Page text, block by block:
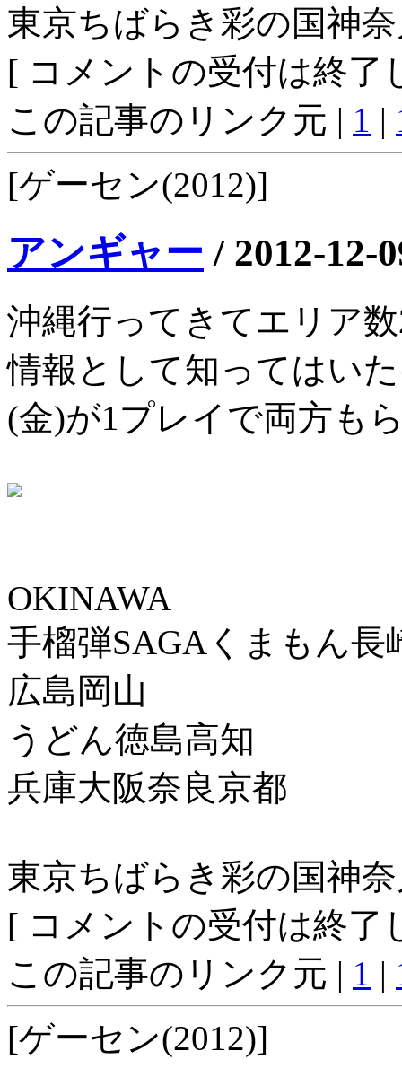
東京ちばらき彩の国神
[ コメントの受付は終了
この記事のリンク元 | 1 |
[ゲーセン(2012)]
アンギャー / 2012-12-
沖縄行ってきてエリア
情報として知ってはい
(金)が1プレイで両方も
OKINAWA
手榴弾SAGAくまもん長
広島岡山
うどん徳島高知
兵庫大阪奈良京都
東京ちばらき彩の国神
[ コメントの受付は終了
この記事のリンク元 | 1 |
[ゲーセン(2012)]